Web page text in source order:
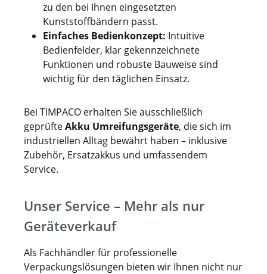
zu den bei Ihnen eingesetzten
Kunststoffbändern passt.
Einfaches Bedienkonzept: Intuitive
Bedienfelder, klar gekennzeichnete
Funktionen und robuste Bauweise sind
wichtig für den täglichen Einsatz.
Bei TIMPACO erhalten Sie ausschließlich
geprüfteAkku Umreifungsgeräte, die sich im
industriellen Alltag bewährt haben – inklusive
Zubehör, Ersatzakkus und umfassendem
Service.
Unser Service – Mehr als nur
Geräteverkauf
Als Fachhändler für professionelle
Verpackungslösungen bieten wir Ihnen nicht nur